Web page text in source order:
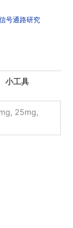
号通路研究
小工具
25mg,